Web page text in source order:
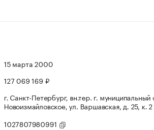
15 марта 2000
127 069 169 ₽
г. Санкт-Петербург, вн.тер. г. муниципальный
Новоизмайловское, ул. Варшавская, д. 25, к. 2
1027807980991